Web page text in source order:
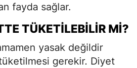
fayda sağlar.
TÜKETILEBILIR MI?
yasak değildir
gerekir. Diyet